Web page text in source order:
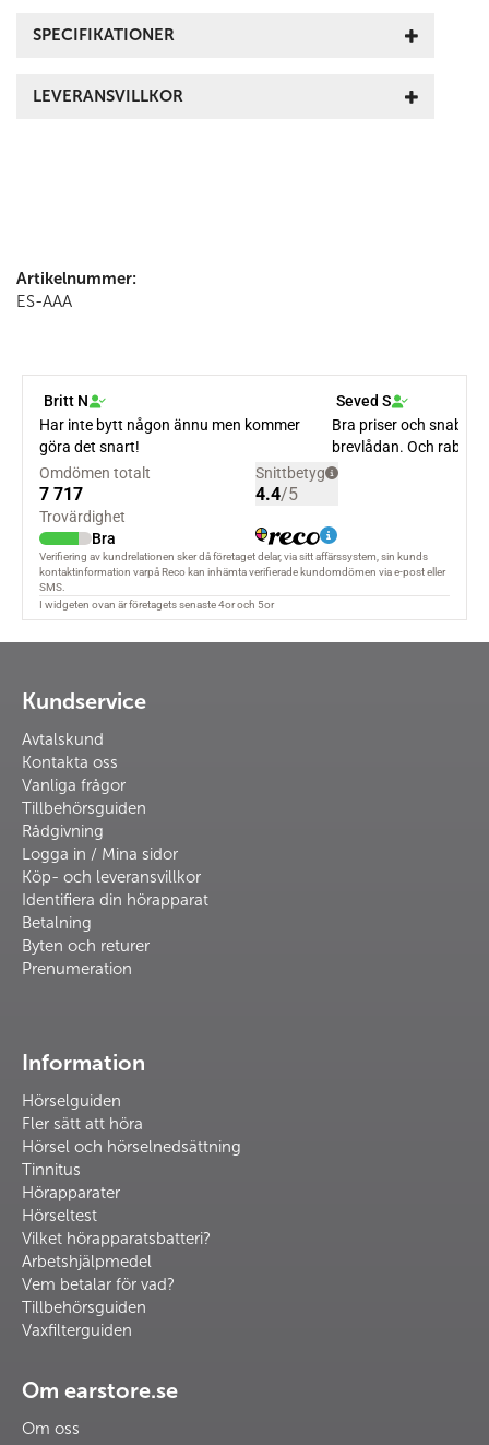
SPECIFIKATIONER
LEVERANSVILLKOR
Artikelnummer:
ES-AAA
Kundservice
Avtalskund
Kontakta oss
Vanliga frågor
Tillbehörsguiden
Rådgivning
Logga in / Mina sidor
Köp- och leveransvillkor
Identifiera din hörapparat
Betalning
Byten och returer
Prenumeration
Information
Hörselguiden
Fler sätt att höra
Hörsel och hörselnedsättning
Tinnitus
Hörapparater
Hörseltest
Vilket hörapparatsbatteri?
Arbetshjälpmedel
Vem betalar för vad?
Tillbehörsguiden
Vaxfilterguiden
Om earstore.se
Om oss